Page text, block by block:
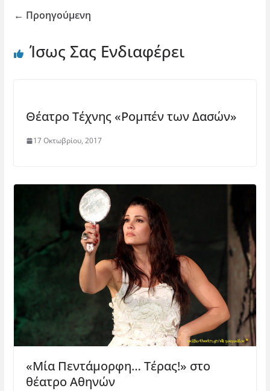
← Προηγούμενη
Ίσως Σας Ενδιαφέρει
Θέατρο Τέχνης «Ρομπέν των Δασών»
17 Οκτωβρίου, 2017
«Μία Πεντάμορφη… Τέρας!» στο
θέατρο Αθηνών